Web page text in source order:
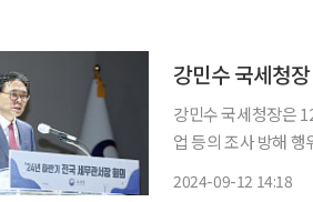
강민수 국세청
강민수 국세청장은
업 등의 조사 방해 행
2024-09-12 14:18